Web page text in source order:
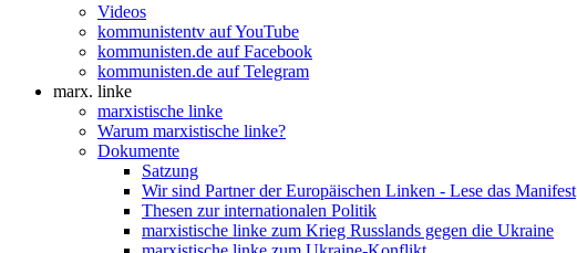
Videos
kommunistentv auf YouTube
kommunisten.de auf Facebook
kommunisten.de auf Telegram
marx. linke
marxistische linke
Warum marxistische linke?
Dokumente
Satzung
Wir sind Partner der Europäischen Linken - Lese das Manifest
Thesen zur internationalen Politik
marxistische linke zum Krieg Russlands gegen die Ukraine